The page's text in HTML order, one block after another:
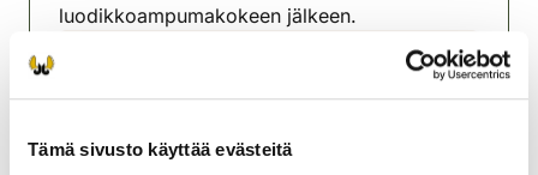
Tämä sivusto käyttää evästeitä
luodikkoampumakokeen jälkeen.
Oulu
ii@rhy.riista.fi